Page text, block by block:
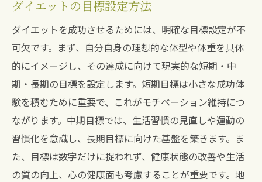
ダイエットの目標設定方法
ダイエットを成功させるためには、明確な目標設定が不
可欠です。まず、自分自身の理想的な体型や体重を具体
的にイメージし、その達成に向けて現実的な短期・中
期・長期の目標を設定します。短期目標は小さな成功体
験を積むために重要で、これがモチベーション維持につ
ながります。中期目標では、生活習慣の見直しや運動の
習慣化を意識し、長期目標に向けた基盤を築きます。ま
た、目標は数字だけに捉われず、健康状態の改善や生活
の質の向上、心の健康面も考慮することが重要です。地